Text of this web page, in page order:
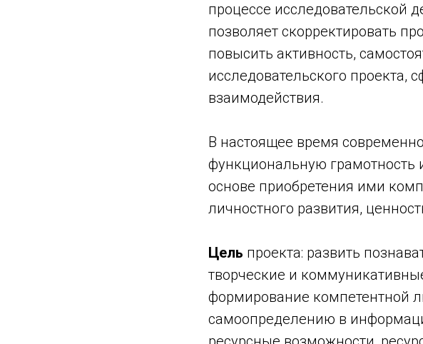
процессе исследовательской
позволяет скорректировать
повысить активность,
исследовательского проекта,
взаимодействия.
В настоящее время
функциональную
основе приобретения ими
личностного развития,
Цель проекта: развить
творческие и
формирование компетентной
самоопределению в